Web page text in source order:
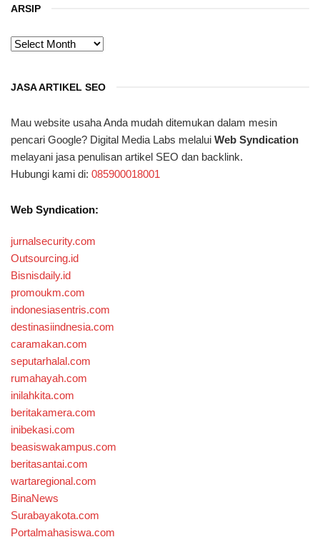
ARSIP
ARSIP
JASA ARTIKEL SEO
Mau website usaha Anda mudah ditemukan dalam mesin
pencari Google? Digital Media Labs melalui Web Syndication
melayani jasa penulisan artikel SEO dan backlink.
Hubungi kami di: 085900018001
Web Syndication:
jurnalsecurity.com
Outsourcing.id
Bisnisdaily.id
promoukm.com
indonesiasentris.com
destinasiindnesia.com
caramakan.com
seputarhalal.com
rumahayah.com
inilahkita.com
beritakamera.com
inibekasi.com
beasiswakampus.com
beritasantai.com
wartaregional.com
BinaNews
Surabayakota.com
Portalmahasiswa.com